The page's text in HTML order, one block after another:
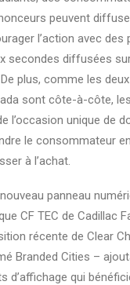
peuvent
l’action avec des
secondes diffusées
plus, comme les
sont côte-à-côte,
l’occasion unique de
le consommateur
à l’achat.
panneau
CF TEC de Cadillac
récente de Clear
Branded Cities –
d’affichage qui